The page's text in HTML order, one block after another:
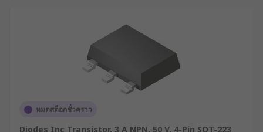
หมดสต็อกชั่วคราว
Diodes Inc Transistor, 3 A NPN, 50 V, 4-Pin SOT-223